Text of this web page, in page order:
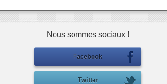
Nous sommes sociaux !
Facebook
Twitter